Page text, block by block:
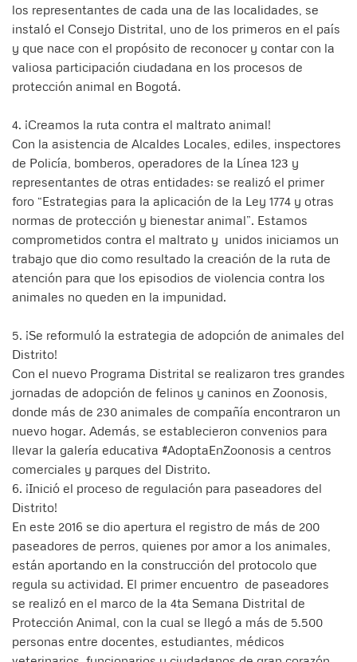
los representantes de cada una de las localidades, se
instaló el Consejo Distrital, uno de los primeros en el país
y que nace con el propósito de reconocer y contar con la
valiosa participación ciudadana en los procesos de
protección animal en Bogotá.
4. ¡Creamos la ruta contra el maltrato animal!
Con la asistencia de Alcaldes Locales, ediles, inspectores
de Policía, bomberos, operadores de la Línea 123 y
representantes de otras entidades; se realizó el primer
foro “Estrategias para la aplicación de la Ley 1774 y otras
normas de protección y bienestar animal”. Estamos
comprometidos contra el maltrato y unidos iniciamos un
trabajo que dio como resultado la creación de la ruta de
atención para que los episodios de violencia contra los
animales no queden en la impunidad.
5. ¡Se reformuló la estrategia de adopción de animales del
Distrito!
Con el nuevo Programa Distrital se realizaron tres grandes
jornadas de adopción de felinos y caninos en Zoonosis,
donde más de 230 animales de compañía encontraron un
nuevo hogar. Además, se establecieron convenios para
llevar la galería educativa #AdoptaEnZoonosis a centros
comerciales y parques del Distrito.
6. ¡Inició el proceso de regulación para paseadores del
Distrito!
En este 2016 se dio apertura el registro de más de 200
paseadores de perros, quienes por amor a los animales,
están aportando en la construcción del protocolo que
regula su actividad. El primer encuentro de paseadores
se realizó en el marco de la 4ta Semana Distrital de
Protección Animal, con la cual se llegó a más de 5.500
personas entre docentes, estudiantes, médicos